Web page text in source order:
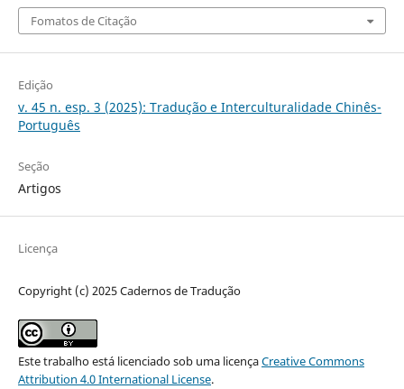
Fomatos de Citação
Edição
v. 45 n. esp. 3 (2025): Tradução e Interculturalidade Chinês-
Português
Seção
Artigos
Licença
Copyright (c) 2025 Cadernos de Tradução
Este trabalho está licenciado sob uma licençaCreative Commons
Attribution 4.0 International License.